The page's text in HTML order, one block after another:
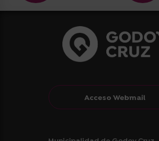
Acceso Webmail